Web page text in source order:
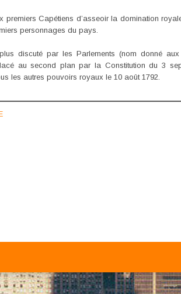
Capétiens d’asseoir la domination
personnages du pays.
discuté par les Parlements (nom donné aux
au second plan par la Constitution du 3
les autres pouvoirs royaux le 10 août 1792.